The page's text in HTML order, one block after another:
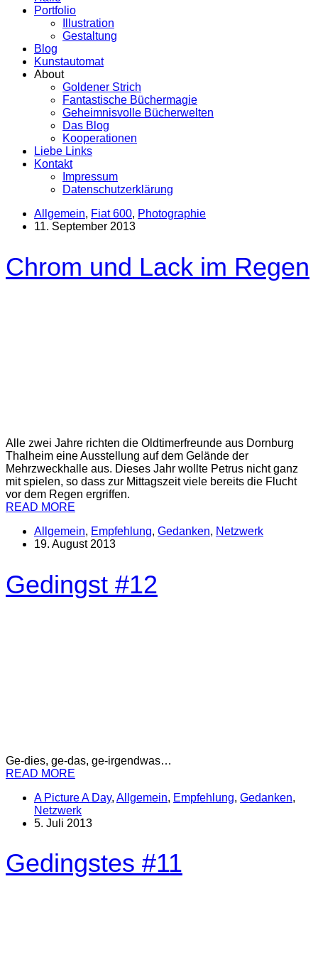
Portfolio
Illustration
Gestaltung
Blog
Kunstautomat
About
Goldener Strich
Fantastische Büchermagie
Geheimnisvolle Bücherwelten
Das Blog
Kooperationen
Liebe Links
Kontakt
Impressum
Datenschutzerklärung
Allgemein, Fiat 600, Photographie
11. September 2013
Chrom und Lack im Regen
Alle zwei Jahre richten die Oldtimerfreunde aus Dornburg
Thalheim eine Ausstellung auf dem Gelände der
Mehrzweckhalle aus. Dieses Jahr wollte Petrus nicht ganz
mit spielen, so dass zur Mittagszeit viele bereits die Flucht
vor dem Regen ergriffen.
READ MORE
Allgemein, Empfehlung, Gedanken, Netzwerk
19. August 2013
Gedingst #12
Ge-dies, ge-das, ge-irgendwas…
READ MORE
A Picture A Day, Allgemein, Empfehlung, Gedanken,
Netzwerk
5. Juli 2013
Gedingstes #11